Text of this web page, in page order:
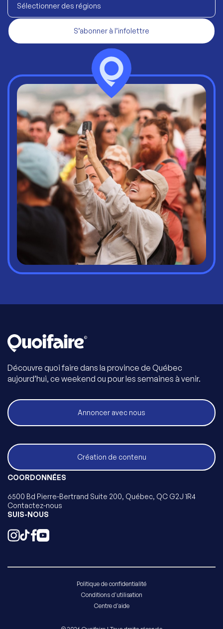
Sélectionner des régions
S’abonner à l’infolettre
Découvre quoi faire dans la province de Québec
aujourd’hui, ce weekend ou pour les semaines à venir.
Annoncer avec nous
Création de contenu
COORDONNÉES
6500 Bd Pierre-Bertrand Suite 200, Québec, QC G2J 1R4
Contactez-nous
SUIS-NOUS
Politique de confidentialité
Conditions d'utilisation
Centre d'aide